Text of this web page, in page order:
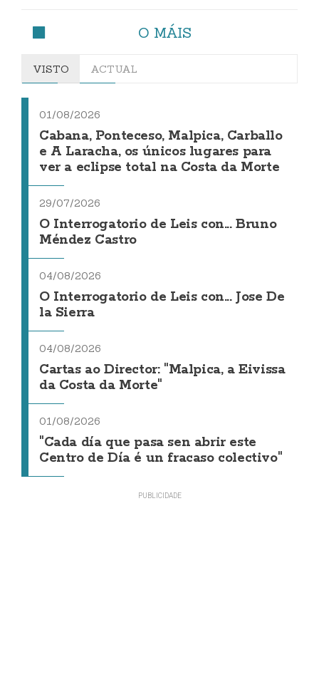
O MÁIS
VISTO ACTUAL
01/08/2026
Cabana, Ponteceso, Malpica, Carballo
e A Laracha, os únicos lugares para
ver a eclipse total na Costa da Morte
29/07/2026
O Interrogatorio de Leis con... Bruno
Méndez Castro
04/08/2026
O Interrogatorio de Leis con... Jose De
la Sierra
04/08/2026
Cartas ao Director: "Malpica, a Eivissa
da Costa da Morte"
01/08/2026
"Cada día que pasa sen abrir este
Centro de Día é un fracaso colectivo"